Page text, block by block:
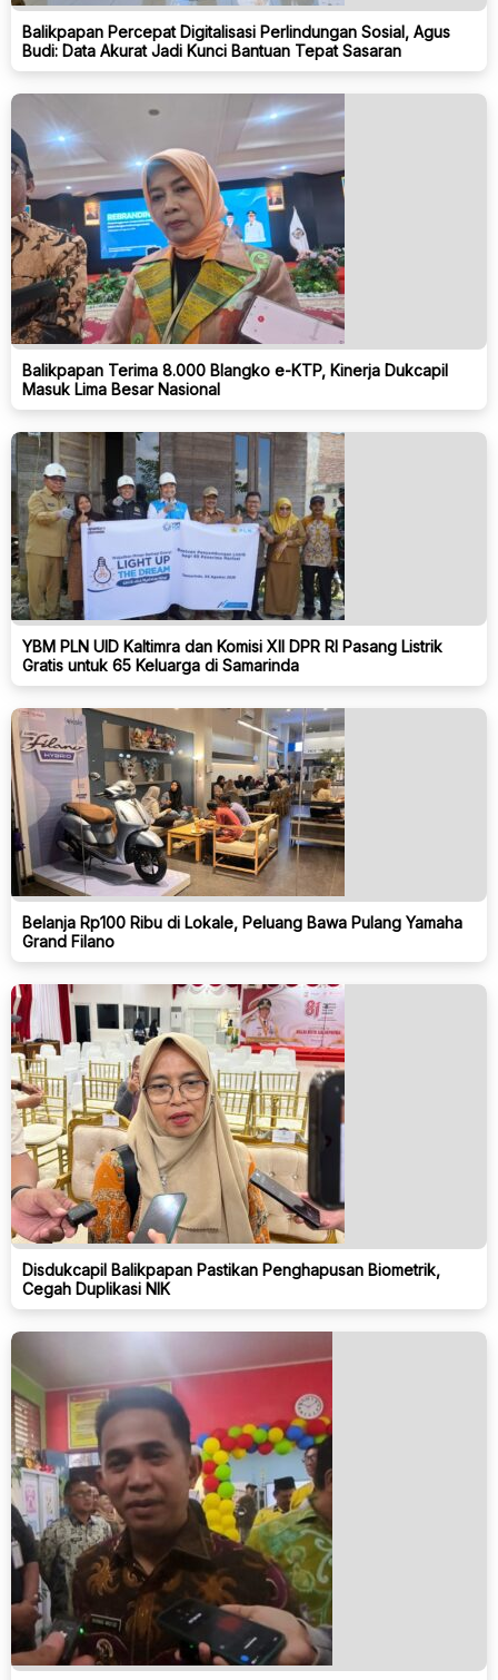
Balikpapan Percepat Digitalisasi Perlindungan Sosial, Agus
Budi: Data Akurat Jadi Kunci Bantuan Tepat Sasaran
Balikpapan Terima 8.000 Blangko e-KTP, Kinerja Dukcapil
Masuk Lima Besar Nasional
YBM PLN UID Kaltimra dan Komisi XII DPR RI Pasang Listrik
Gratis untuk 65 Keluarga di Samarinda
Belanja Rp100 Ribu di Lokale, Peluang Bawa Pulang Yamaha
Grand Filano
Disdukcapil Balikpapan Pastikan Penghapusan Biometrik,
Cegah Duplikasi NIK